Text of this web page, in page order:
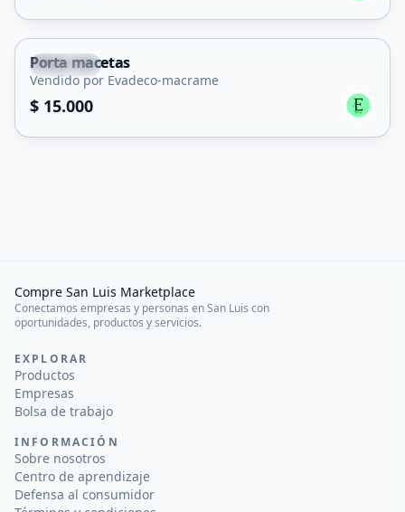
Capital
Porta macetas
Vendido por Evadeco-macrame
$ 15.000
Compre San Luis Marketplace
Conectamos empresas y personas en San Luis con
oportunidades, productos y servicios.
EXPLORAR
Productos
Empresas
Bolsa de trabajo
INFORMACIÓN
Sobre nosotros
Centro de aprendizaje
Defensa al consumidor